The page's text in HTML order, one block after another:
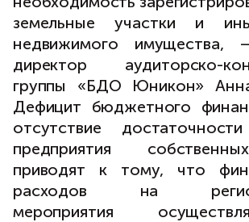
земельные участки и
недвижимого имущества,
директор аудиторско-
группы «БДО Юникон»
Дефицит бюджетного
отсутствие
предприятия
приводят к тому, что
расходов на
мероприятия